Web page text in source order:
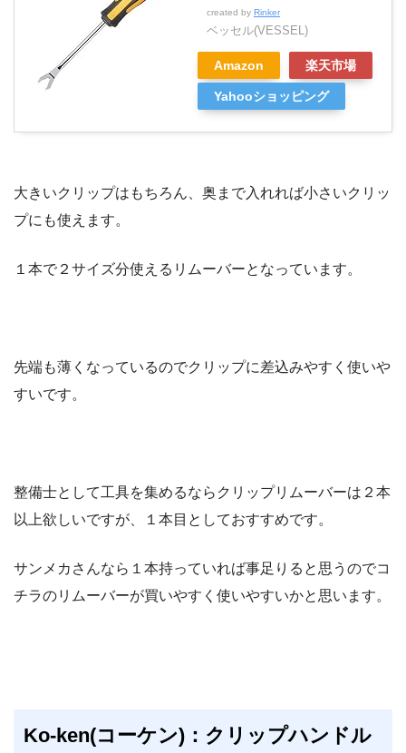
created by Rinker
ベッセル(VESSEL)
Amazon 楽天市場
Yahooショッピング
大きいクリップはもちろん、奥まで入れれば小さいクリッ
プにも使えます。
１本で２サイズ分使えるリムーバーとなっています。
先端も薄くなっているのでクリップに差込みやすく使いや
すいです。
整備士として工具を集めるならクリップリムーバーは２本
以上欲しいですが、１本目としておすすめです。
サンメカさんなら１本持っていれば事足りると思うのでコ
チラのリムーバーが買いやすく使いやすいかと思います。
Ko-ken(コーケン)：クリップハンドル